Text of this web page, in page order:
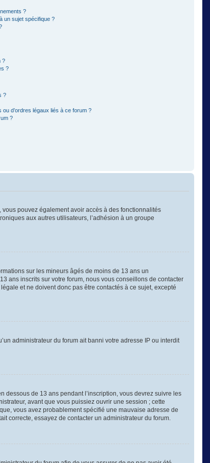
?
un sujet spécifique ?
?
?
?
d’ordres légaux liés à ce forum ?
?
pouvez également avoir accès à des fonctionnalités
aux autres utilisateurs, l’adhésion à un groupe
sur les mineurs âgés de moins de 13 ans un
ans inscrits sur votre forum, nous vous conseillons de contacter
et ne doivent donc pas être contactés à ce sujet, excepté
administrateur du forum ait banni votre adresse IP ou interdit
dessous de 13 ans pendant l’inscription, vous devrez suivre les
avant que vous puissiez ouvrir une session ; cette
vous avez probablement spécifié une mauvaise adresse de
correcte, essayez de contacter un administrateur du forum.